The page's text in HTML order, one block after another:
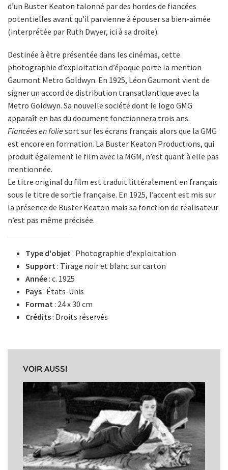
d’un Buster Keaton talonné par des hordes de fiancées
potentielles avant qu’il parvienne à épouser sa bien-aimée
(interprétée par Ruth Dwyer, ici à sa droite).
Destinée à être présentée dans les cinémas, cette
photographie d’exploitation d’époque porte la mention
Gaumont Metro Goldwyn. En 1925, Léon Gaumont vient de
signer un accord de distribution transatlantique avec la
Metro Goldwyn. Sa nouvelle société dont le logo GMG
apparaît en bas du document fonctionnera trois ans.
Fiancées en folie sort sur les écrans français alors que la GMG
est encore en formation. La Buster Keaton Productions, qui
produit également le film avec la MGM, n’est quant à elle pas
mentionnée.
Le titre original du film est traduit littéralement en français
sous le titre de sortie française. En 1925, l’accent est mis sur
la présence de Buster Keaton mais sa fonction de réalisateur
n’est pas même précisée.
Type d'objet : Photographie d'exploitation
Support : Tirage noir et blanc sur carton
Année: c. 1925
Pays: États-Unis
Format : 24 x 30 cm
Crédits: Droits réservés
VOIR AUSSI